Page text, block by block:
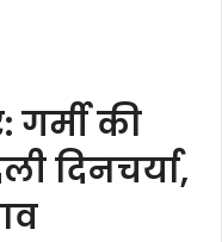
की
दिनचर्या,